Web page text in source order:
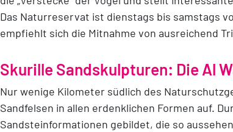
Das Naturreservat ist dienstags bis samstags
empfiehlt sich die Mitnahme von ausreichend
Skurille Sandskulpturen: Die Al
Nur wenige Kilometer südlich des
Sandfelsen in allen erdenklichen Formen auf.
Sandsteinformationen gebildet, die so